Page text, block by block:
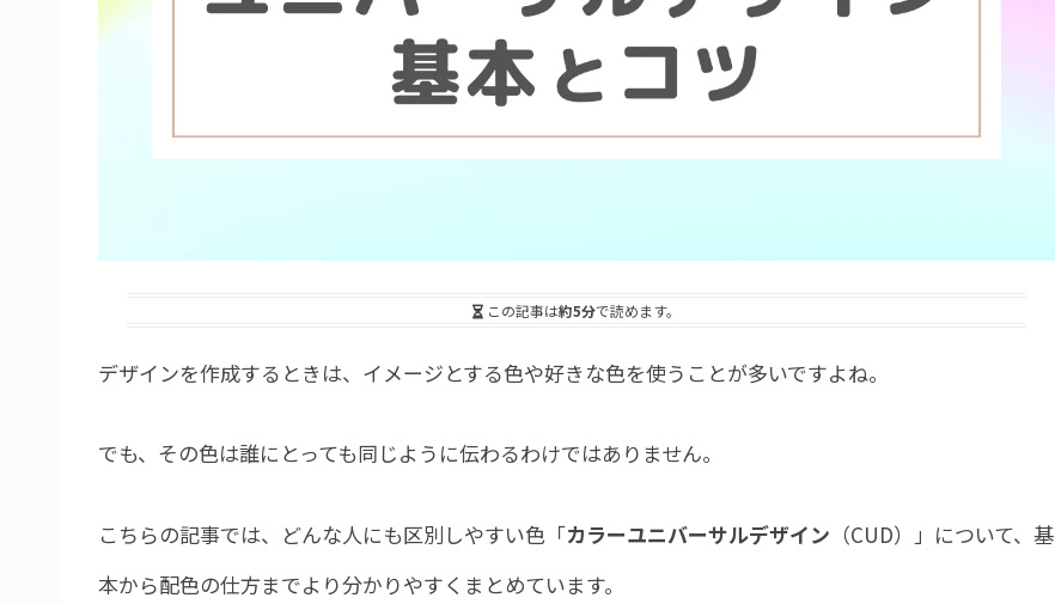
この記事は約5分で読めます。
デザインを作成するときは、イメージとする色や好きな色を使うことが多いですよね。
でも、その色は誰にとっても同じように伝わるわけではありません。
こちらの記事では、どんな人にも区別しやすい色「カラーユニバーサルデザイン （CUD）」について、基
本から配色の仕方までより分かりやすくまとめています。